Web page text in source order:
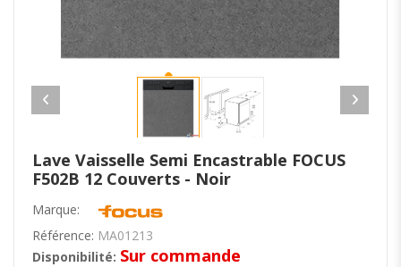
Lave Vaisselle Semi Encastrable FOCUS
F502B 12 Couverts - Noir
Marque:
Référence: MA01213
Disponibilité: Sur commande